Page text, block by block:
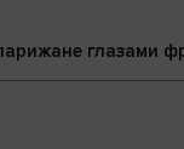
глазами